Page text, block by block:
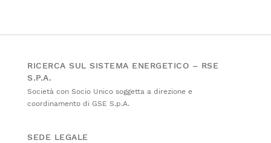
RICERCA SUL SISTEMA ENERGETICO – RSE
S.P.A.
Società con Socio Unico soggetta a direzione e
coordinamento di GSE S.p.A.
SEDE LEGALE